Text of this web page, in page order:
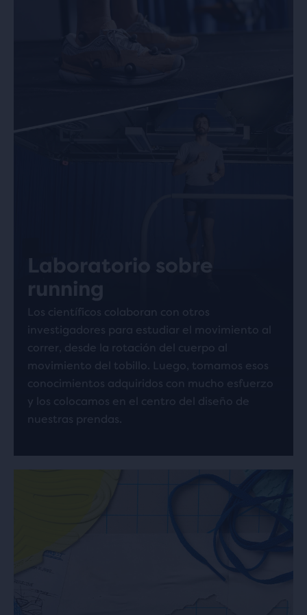
Laboratorio sobre
running
Los científicos colaboran con otros
investigadores para estudiar el movimiento al
correr, desde la rotación del cuerpo al
movimiento del tobillo. Luego, tomamos esos
conocimientos adquiridos con mucho esfuerzo
y los colocamos en el centro del diseño de
nuestras prendas.